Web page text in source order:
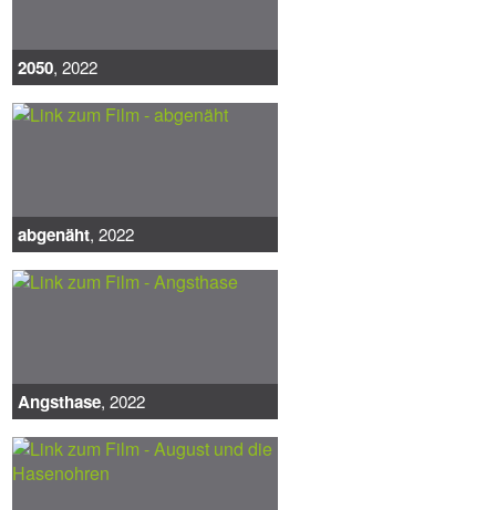
2050, 2022
abgenäht, 2022
Angsthase, 2022